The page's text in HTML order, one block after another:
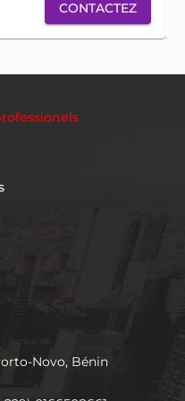
CONTACTEZ
Novo, Bénin